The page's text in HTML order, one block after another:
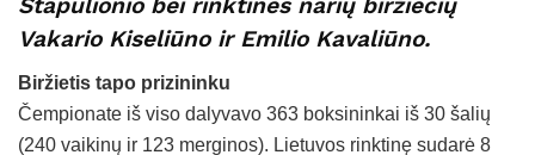
Vakario Kiseliūno ir Emilio Kavaliūno.
Biržietis tapo prizininku
Čempionate iš viso dalyvavo 363 boksininkai iš 30 šalių
(240 vaikinų ir 123 merginos). Lietuvos rinktinę sudarė 8